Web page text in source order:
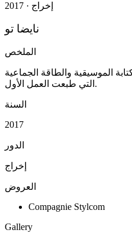
2017 · إخراج
نايضا تو
الملخص
الموسيقية والطاقة الجماعية
التي طبعت العمل الأول.
السنة
2017
الدور
إخراج
العروض
Compagnie Stylcom
Gallery